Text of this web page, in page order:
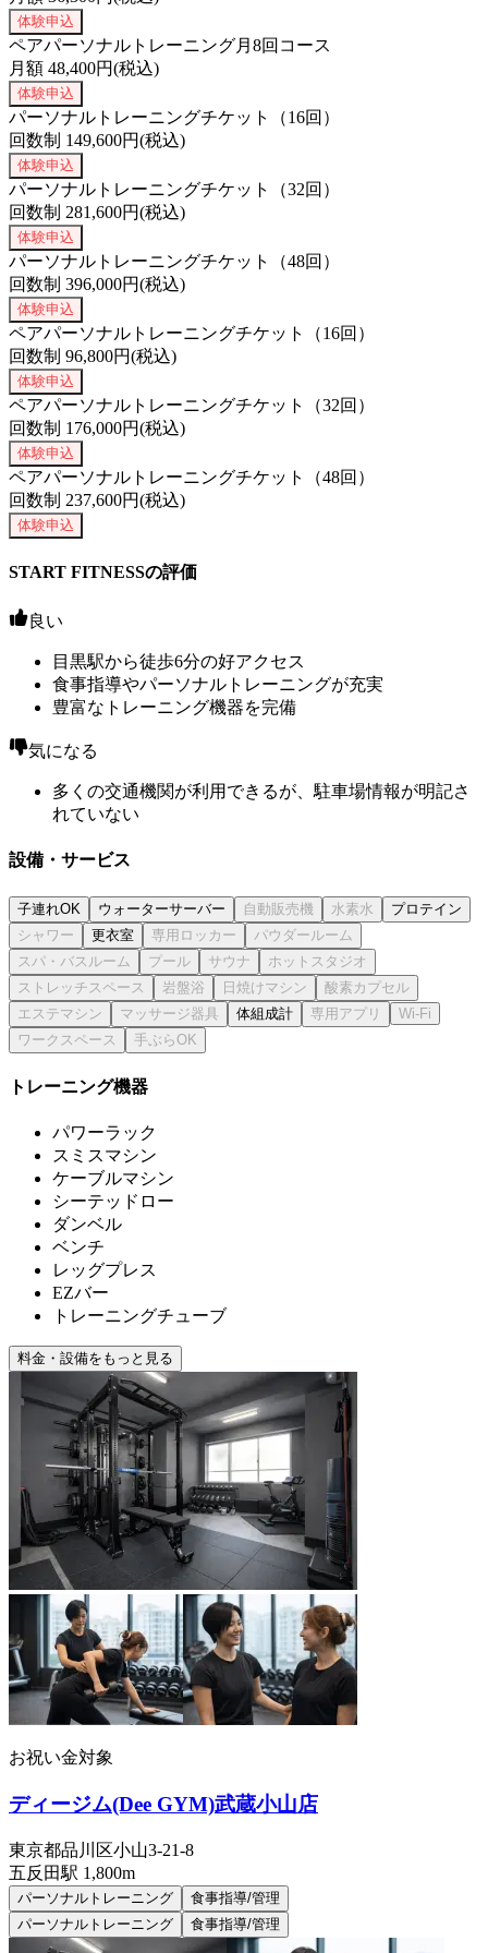
体験申込
ペアパーソナルトレーニング月8回コース
月額 48,400円(税込)
体験申込
パーソナルトレーニングチケット（16回）
回数制 149,600円(税込)
体験申込
パーソナルトレーニングチケット（32回）
回数制 281,600円(税込)
体験申込
パーソナルトレーニングチケット（48回）
回数制 396,000円(税込)
体験申込
ペアパーソナルトレーニングチケット（16回）
回数制 96,800円(税込)
体験申込
ペアパーソナルトレーニングチケット（32回）
回数制 176,000円(税込)
体験申込
ペアパーソナルトレーニングチケット（48回）
回数制 237,600円(税込)
体験申込
START FITNESSの評価
良い
目黒駅から徒歩6分の好アクセス
食事指導やパーソナルトレーニングが充実
豊富なトレーニング機器を完備
気になる
多くの交通機関が利用できるが、駐車場情報が明記さ
れていない
設備・サービス
子連れOK ウォーターサーバー
プロテイン
更衣室
体組成計
トレーニング機器
パワーラック
スミスマシン
ケーブルマシン
シーテッドロー
ダンベル
ベンチ
レッグプレス
EZバー
トレーニングチューブ
料金・設備をもっと見る
お祝い金対象
ディージム(Dee GYM)武蔵小山店
東京都品川区小山3-21-8
五反田駅 1,800m
パーソナルトレーニング
食事指導/管理
パーソナルトレーニング
食事指導/管理